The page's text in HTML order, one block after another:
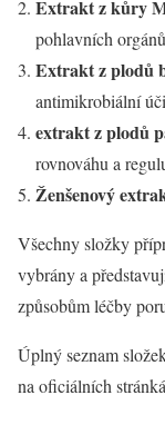
Extrakt z kůry
pohlavních
Extrakt z plodů
antimikrobiální
extrakt z plodů
rovnováhu a
Ženšenový
Všechny složky
vybrány a
způsobům léčby
Úplný seznam
na oficiálních